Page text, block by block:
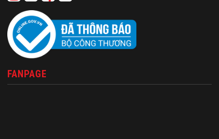
FANPAGE